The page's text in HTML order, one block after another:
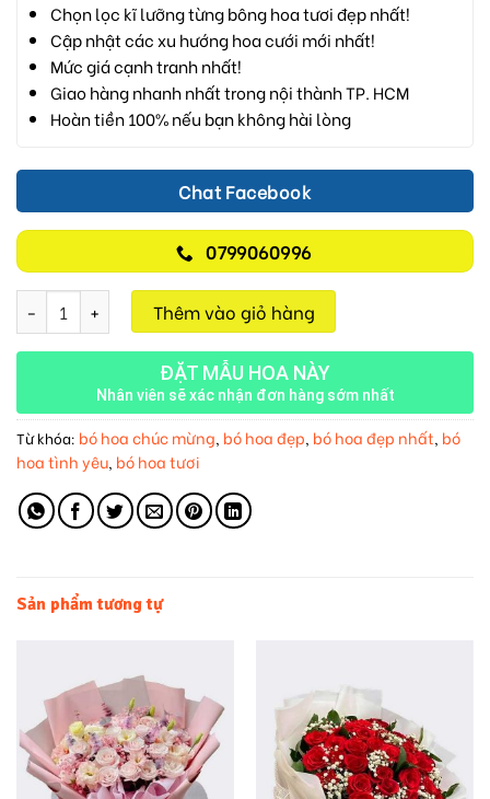
Chọn lọc kĩ lưỡng từng bông hoa tươi đẹp nhất!
Cập nhật các xu hướng hoa cưới mới nhất!
Mức giá cạnh tranh nhất!
Giao hàng nhanh nhất trong nội thành TP. HCM
Hoàn tiền 100% nếu bạn không hài lòng
Chat Facebook
0799060996
Luôn Tươi Đẹp M737 số lượngThêm vào giỏ hàng
ĐẶT MẪU HOA NÀY
Nhân viên sẽ xác nhận đơn hàng sớm nhất
Từ khóa: bó hoa chúc mừng, bó hoa đẹp, bó hoa đẹp nhất, bó
hoa tình yêu, bó hoa tươi
Sản phẩm tương tự